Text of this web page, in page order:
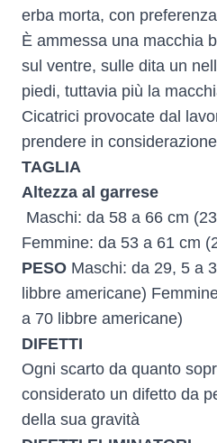
erba morta, con
È ammessa una macchia
sul ventre, sulle dita un
piedi, tuttavia più la
Cicatrici provocate dal
prendere in
TAGLIA
Altezza al garrese
Maschi: da 58 a 66 cm
Femmine: da 53 a 61 cm
PESO Maschi: da 29, 5 a
libbre americane)
a 70 libbre americane)
DIFETTI
Ogni scarto da quanto
considerato un difetto da
della sua gravità